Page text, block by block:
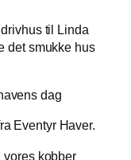
til Linda
det smukke hus
vores kobber